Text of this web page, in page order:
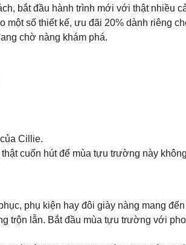
bắt đầu hành trình mới với thật nhiều
số thiết kế, ưu đãi 20% dành riêng
chờ nàng khám phá.
Cillie.
cuốn hút để mùa tựu trường này
phụ kiện hay đôi giày nàng mang
trộn lẫn. Bắt đầu mùa tựu trường với